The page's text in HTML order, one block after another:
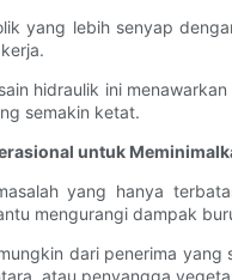
yang lebih senyap
hidraulik ini
semakin ketat.
untuk
yang hanya
mengurangi dampak
dari penerima